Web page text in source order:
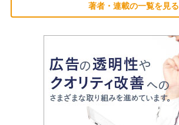
著者・連載の一覧を見る